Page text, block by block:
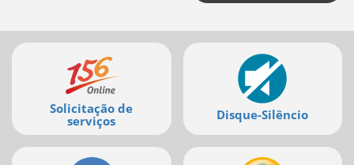
Mais
serviços
Solicitação de
serviços
Disque-Silêncio